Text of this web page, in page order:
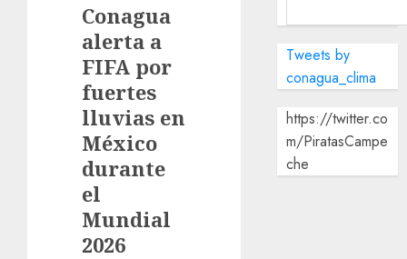
Conagua
alerta a
FIFA por
fuertes
lluvias en
México
durante
el
Mundial
2026
Tweets by
conagua_clima
https://twitter.co
m/PiratasCampe
che